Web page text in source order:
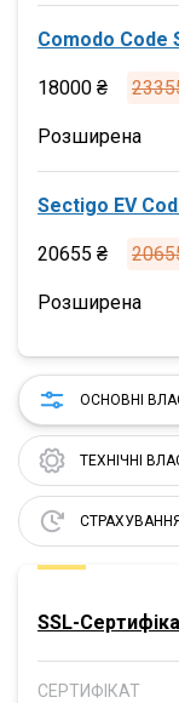
Comodo Code
18000 ₴
Розширена
Sectigo EV
20655 ₴
Розширена
ОСНОВНІ
ТЕХНІЧНІ
SSL-
СЕРТИФІКАТ